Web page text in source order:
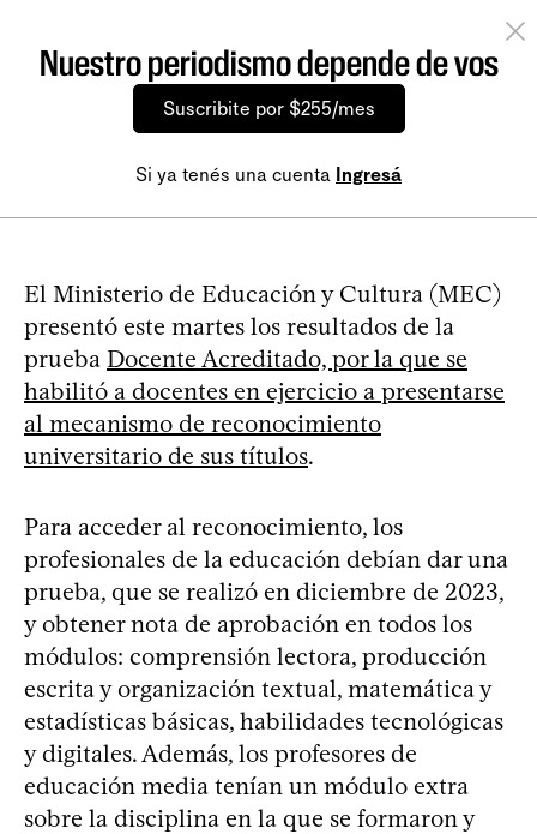
Nuestro periodismo depende de vos
Suscribite por $255/mes
Si ya tenés una cuenta Ingresá
El Ministerio de Educación y Cultura (MEC)
presentó este martes los resultados de la
prueba Docente Acreditado, por la que se
habilitó a docentes en ejercicio a presentarse
al mecanismo de reconocimiento
universitario de sus títulos.
Para acceder al reconocimiento, los
profesionales de la educación debían dar una
prueba, que se realizó en diciembre de 2023,
y obtener nota de aprobación en todos los
módulos: comprensión lectora, producción
escrita y organización textual, matemática y
estadísticas básicas, habilidades tecnológicas
y digitales. Además, los profesores de
educación media tenían un módulo extra
sobre la disciplina en la que se formaron y